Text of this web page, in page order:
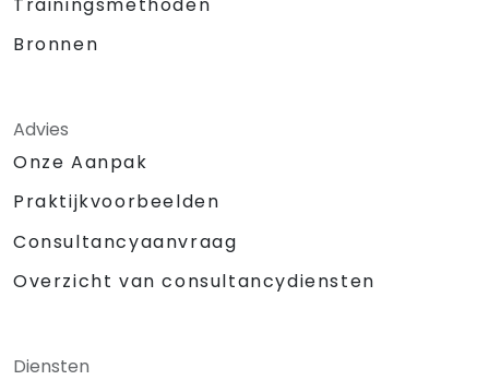
Bronnen
Advies
Onze Aanpak
Praktijkvoorbeelden
Consultancyaanvraag
Overzicht van consultancydiensten
Diensten